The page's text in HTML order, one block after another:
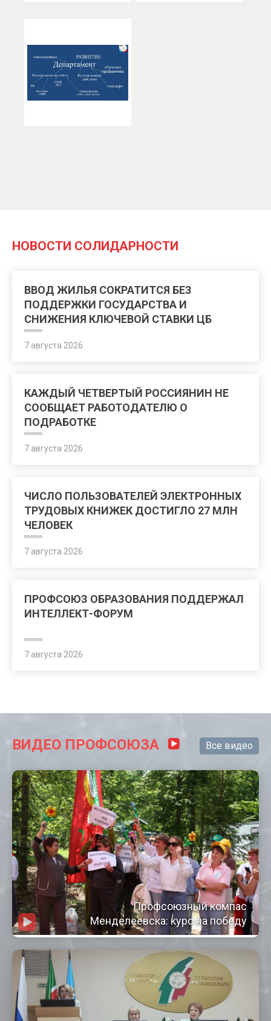
НОВОСТИ СОЛИДАРНОСТИ
ВВОД ЖИЛЬЯ СОКРАТИТСЯ БЕЗ
ПОДДЕРЖКИ ГОСУДАРСТВА И
СНИЖЕНИЯ КЛЮЧЕВОЙ СТАВКИ ЦБ
7 августа 2026
КАЖДЫЙ ЧЕТВЕРТЫЙ РОССИЯНИН НЕ
СООБЩАЕТ РАБОТОДАТЕЛЮ О
ПОДРАБОТКЕ
7 августа 2026
ЧИСЛО ПОЛЬЗОВАТЕЛЕЙ ЭЛЕКТРОННЫХ
ТРУДОВЫХ КНИЖЕК ДОСТИГЛО 27 МЛН
ЧЕЛОВЕК
7 августа 2026
ПРОФСОЮЗ ОБРАЗОВАНИЯ ПОДДЕРЖАЛ
ИНТЕЛЛЕКТ-ФОРУМ
7 августа 2026
ВИДЕО ПРОФСОЮЗА Все видео
Профсоюзный компас
Менделеевска: курс на победу